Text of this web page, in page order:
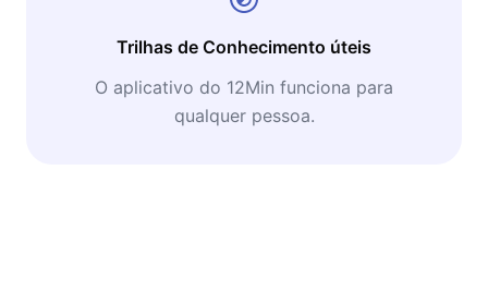
Trilhas de Conhecimento úteis
O aplicativo do 12Min funciona para
qualquer pessoa.